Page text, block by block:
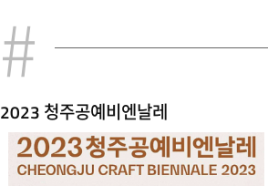
2023 청주공예비엔날레